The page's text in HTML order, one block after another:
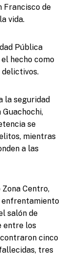
Francisco de
vida.
Pública
hecho como
delictivos.
la seguridad
se
mientras
a las
Centro,
enfrentamiento
salón de
entre los
cinco
tres